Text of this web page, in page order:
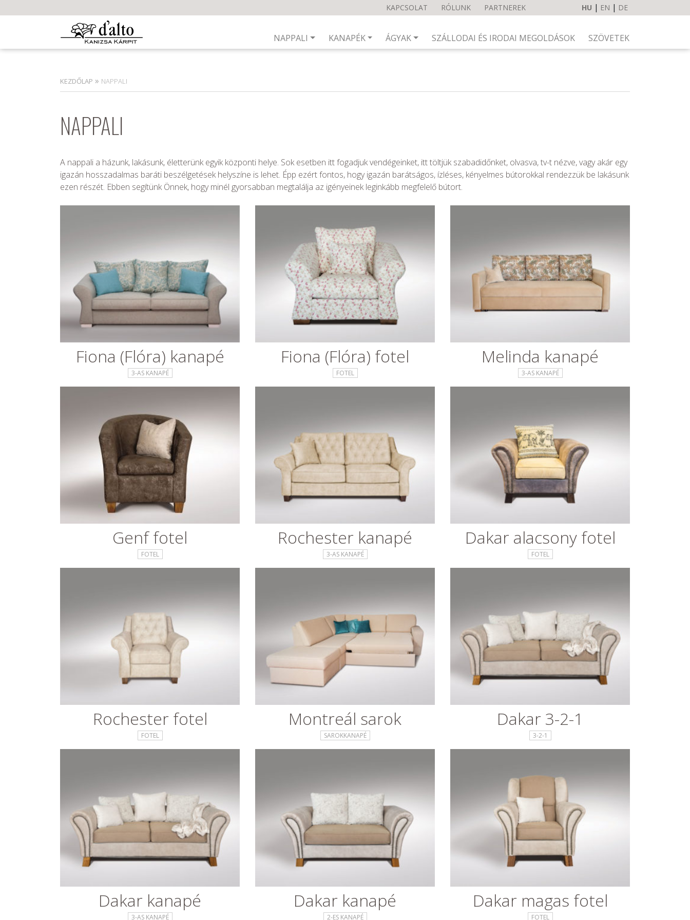
KAPCSOLAT RÓLUNK PARTNEREK HU EN DE
NAPPALI KANAPÉK ÁGYAK SZÁLLODAI ÉS IRODAI MEGOLDÁSOK SZÖVETEK
KEZDŐLAP » NAPPALI
NAPPALI
A nappali a házunk, lakásunk, életterünk egyik központi helye. Sok esetben itt fogadjuk vendégeinket, itt töltjük szabadidőnket, olvasva, tv-t nézve, vagy akár egy
igazán hosszadalmas baráti beszélgetések helyszíne is lehet. Épp ezért fontos, hogy igazán barátságos, ízléses, kényelmes bútorokkal rendezzük be lakásunk
ezen részét. Ebben segítünk Önnek, hogy minél gyorsabban megtalálja az igényeinek leginkább megfelelő bútort.
Fiona (Flóra) kanapé
3-AS KANAPÉ
Fiona (Flóra) fotel
FOTEL
Melinda kanapé
3-AS KANAPÉ
Genf fotel
FOTEL
Rochester kanapé
3-AS KANAPÉ
Dakar alacsony fotel
FOTEL
Rochester fotel
FOTEL
Montreál sarok
SAROKKANAPÉ
Dakar 3-2-1
3-2-1
Dakar kanapé
3-AS KANAPÉ
Dakar kanapé
2-ES KANAPÉ
Dakar magas fotel
FOTEL